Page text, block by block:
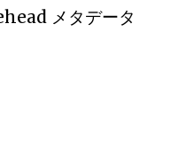
メタデータ